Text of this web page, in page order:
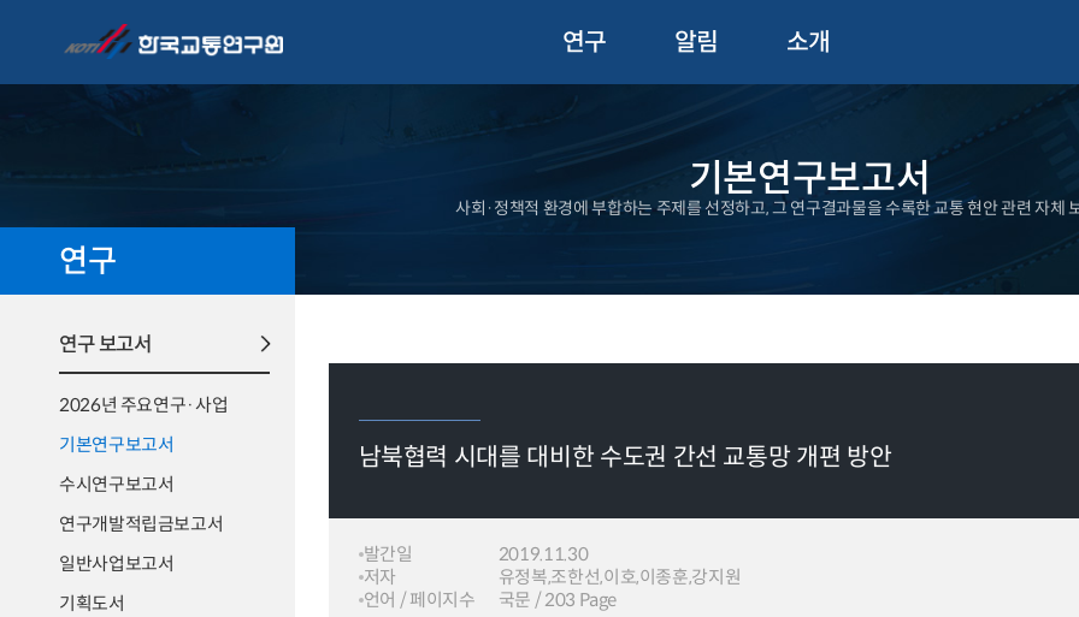
연구 알림 소개
기본연구보고서
사회·정책적 환경에 부합하는 주제를 선정하고, 그 연구결과물을 수록한 교통 현안 관련 자체
연구
연구 보고서
2026년 주요연구·사업
기본연구보고서
수시연구보고서
연구개발적립금보고서
일반사업보고서
기획도서
남북협력 시대를 대비한 수도권 간선 교통망 개편 방안
발간일
2019.11.30
저자
유정복,조한선,이호,이종훈,강지원
언어 / 페이지수
국문 / 203 Page